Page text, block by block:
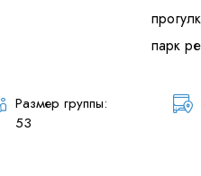
Размер группы:
53